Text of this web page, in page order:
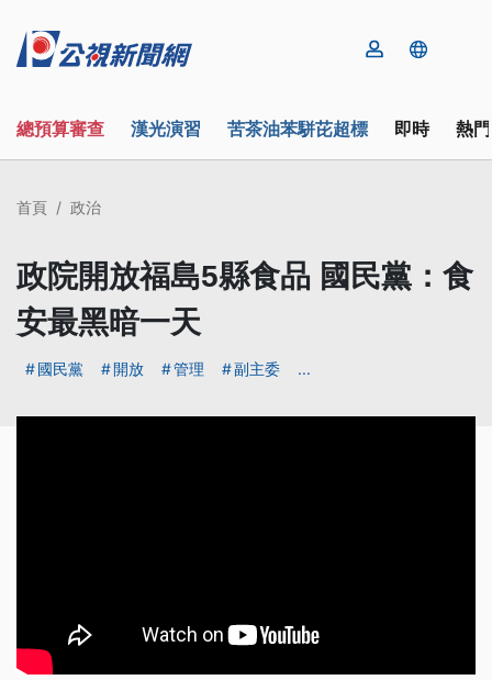
總預算審查 漢光演習 苦茶油苯駢芘超標 即時 熱
首頁 政治
政院開放福島5縣食品 國民黨：食
安最黑暗一天
國民黨 開放 管理 副主委 ...